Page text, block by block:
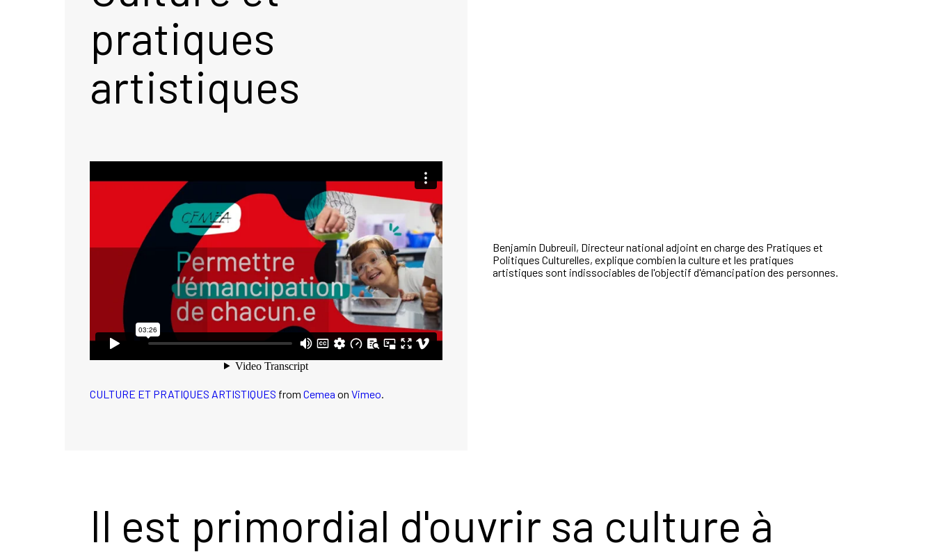
pratiques
artistiques
CULTURE ET PRATIQUES ARTISTIQUES from Cemea on Vimeo.
Benjamin Dubreuil, Directeur national adjoint en charge des Pratiques et
Politiques Culturelles, explique combien la culture et les pratiques
artistiques sont indissociables de l'objectif d'émancipation des personnes.
Il est primordial d'ouvrir sa culture à